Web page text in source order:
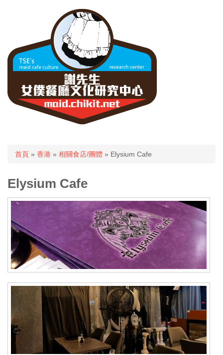
您在這裡
首頁 » 香港 » 相關食店/團體 » Elysium Cafe
Elysium Cafe